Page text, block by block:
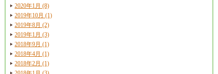
2020年1月 (8)
2019年10月 (1)
2019年8月 (2)
2019年1月 (3)
2018年9月 (1)
2018年4月 (1)
2018年2月 (1)